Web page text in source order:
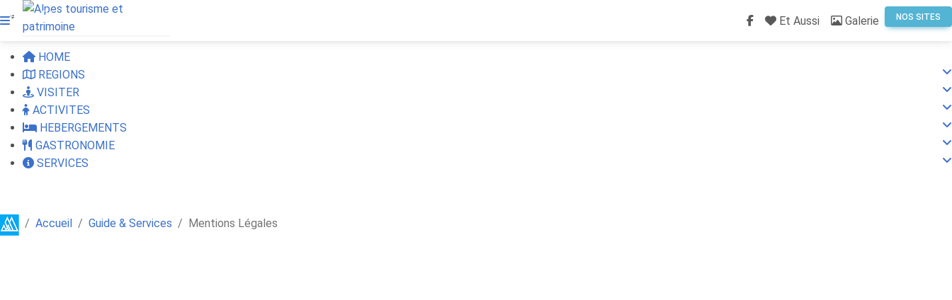
HOME
REGIONS
VISITER
ACTIVITES
HEBERGEMENTS
GASTRONOMIE
SERVICES
Alpes Régions (current)Et Aussi Galerie NOS SITES
Accueil Guide & Services Mentions Légales